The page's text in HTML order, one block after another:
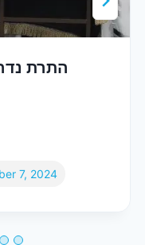
התרת
7, 2024